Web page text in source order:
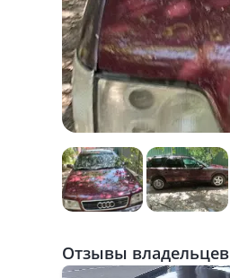
Отзывы владельцев